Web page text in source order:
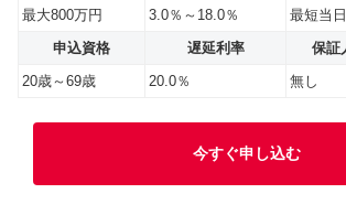
最大800万円
3.0％～18.0％ 最短当日
申込資格
遅延利率 保証
20歳～69歳
20.0％ 無し
今すぐ申し込む